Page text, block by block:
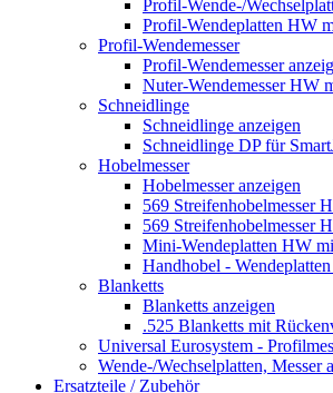
Profil-Wende-/
Profil-Wendeplatten HW
Profil-Wendemesser
Profil-Wendemesser
Nuter-Wendemesser HW
Schneidlinge
Schneidlinge anzeigen
Schneidlinge DP für
Hobelmesser
Hobelmesser anzeigen
569 Streifenhobelmesser
569 Streifenhobelmesser
Mini-Wendeplatten HW
Handhobel -
Blanketts
Blanketts anzeigen
.525 Blanketts mit
Universal Eurosystem -
Wende-/Wechselplatten, Messer
Ersatzteile / Zubehör